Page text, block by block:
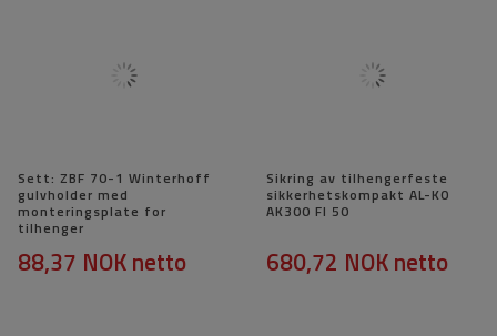
Sett: ZBF 70-1 Winterhoff
gulvholder med
monteringsplate for
tilhenger
88,37 NOKnetto
Sikring av tilhengerfeste
sikkerhetskompakt AL-KO
AK300 FI 50
680,72 NOKnetto